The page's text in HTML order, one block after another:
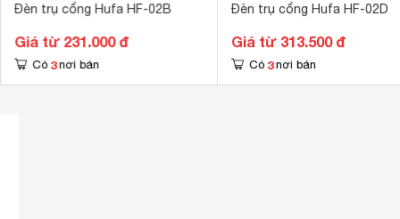
Đèn trụ cổng Hufa HF-02B
Giá từ 231.000 đ
Có 3 nơi bán
Đèn trụ cổng Hufa HF-02D
Giá từ 313.500 đ
Có 3 nơi bán